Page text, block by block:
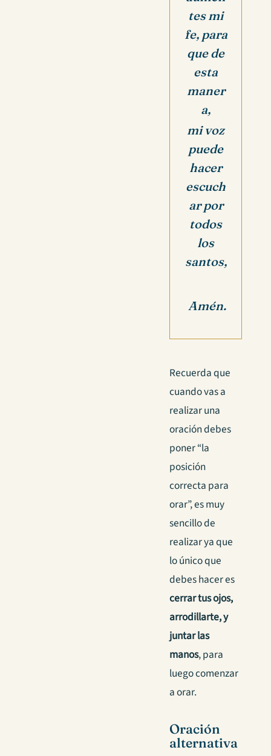
tes mi
fe,para
que de
esta
maner
a,
mi voz
puede
hacer
escuch
ar por
todos
los
santos,
Amén.
Recuerda que
cuando vas a
realizar una
oración debes
poner “la
posición
correcta para
orar”, es muy
sencillo de
realizar ya que
lo único que
debes hacer es
cerrar tus ojos,
arrodillarte, y
juntar las
manos, para
luego comenzar
a orar.
Oración
alternativa